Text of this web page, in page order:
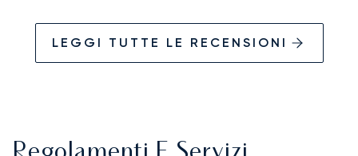
LEGGI TUTTE LE RECENSIONI